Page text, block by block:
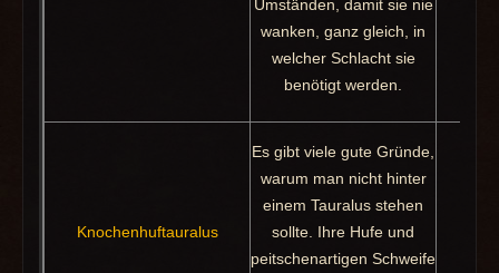
Umständen, damit sie nie
wanken, ganz gleich, in
welcher Schlacht sie
benötigt werden.
Knochenhuftauralus
Es gibt viele gute Gründe,
warum man nicht hinter
einem Tauralus stehen
sollte. Ihre Hufe und
peitschenartigen Schweife